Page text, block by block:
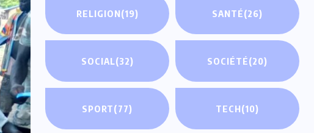
RELIGION(19) SANTÉ(26)
SOCIAL(32) SOCIÉTÉ(20)
SPORT(77) TECH(10)